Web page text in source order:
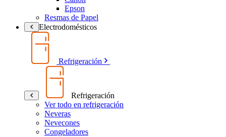
Epson
Resmas de Papel
Electrodomésticos
Refrigeración
Refrigeración
Ver todo en refrigeración
Neveras
Nevecones
Congeladores